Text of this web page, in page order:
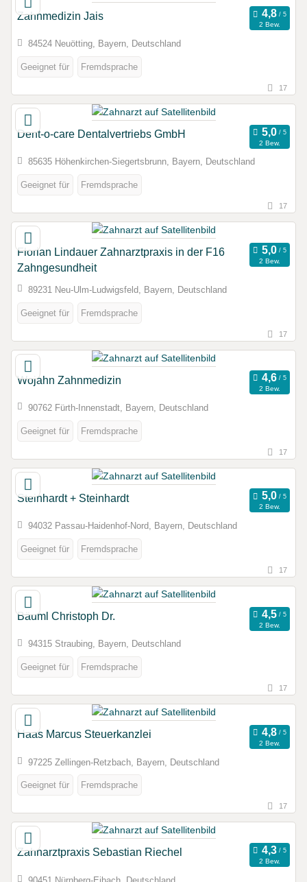
Zahnmedizin Jais
2 Bew.
84524 Neuötting, Bayern, Deutschland
Geeignet für Fremdsprache
17
Dent-o-care Dentalvertriebs GmbH
2 Bew.
85635 Höhenkirchen-Siegertsbrunn, Bayern, Deutschland
Geeignet für Fremdsprache
17
Florian Lindauer Zahnarztpraxis in der F16
Zahngesundheit
2 Bew.
89231 Neu-Ulm-Ludwigsfeld, Bayern, Deutschland
Geeignet für Fremdsprache
17
Wojahn Zahnmedizin
2 Bew.
90762 Fürth-Innenstadt, Bayern, Deutschland
Geeignet für Fremdsprache
17
Steinhardt + Steinhardt
2 Bew.
94032 Passau-Haidenhof-Nord, Bayern, Deutschland
Geeignet für Fremdsprache
17
Bäuml Christoph Dr.
2 Bew.
94315 Straubing, Bayern, Deutschland
Geeignet für Fremdsprache
17
Haas Marcus Steuerkanzlei
2 Bew.
97225 Zellingen-Retzbach, Bayern, Deutschland
Geeignet für Fremdsprache
17
Zahnarztpraxis Sebastian Riechel
2 Bew.